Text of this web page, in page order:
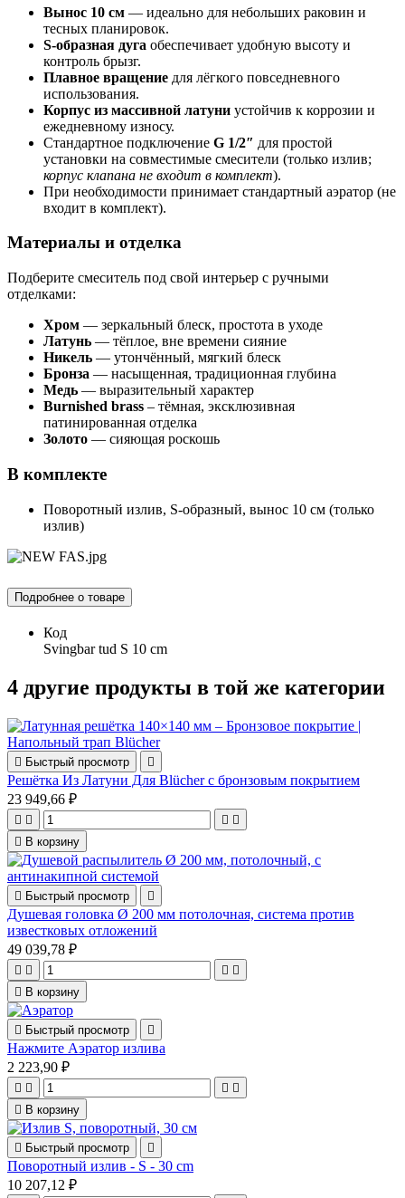
Вынос 10 см — идеально для небольших раковин и
тесных планировок.
S-образная дуга обеспечивает удобную высоту и
контроль брызг.
Плавное вращение для лёгкого повседневного
использования.
Корпус из массивной латуни устойчив к коррозии и
ежедневному износу.
Стандартное подключение G 1/2″ для простой
установки на совместимые смесители (только излив;
корпус клапана не входит в комплект).
При необходимости принимает стандартный аэратор (не
входит в комплект).
Материалы и отделка
Подберите смеситель под свой интерьер с ручными
отделками:
Хром — зеркальный блеск, простота в уходе
Латунь — тёплое, вне времени сияние
Никель — утончённый, мягкий блеск
Бронза — насыщенная, традиционная глубина
Медь — выразительный характер
Burnished brass – тёмная, эксклюзивная
патинированная отделка
Золото — сияющая роскошь
В комплекте
Поворотный излив, S-образный, вынос 10 см (только
излив)
Подробнее о товаре
Код
Svingbar tud S 10 cm
4 другие продукты в той же категории
 Быстрый просмотр 
Решётка Из Латуни Для Blücher с бронзовым покрытием
23 949,66 ₽
   
 В корзину
 Быстрый просмотр 
Душевая головка Ø 200 мм потолочная, система против
известковых отложений
49 039,78 ₽
   
 В корзину
 Быстрый просмотр 
Нажмите Аэратор излива
2 223,90 ₽
   
 В корзину
 Быстрый просмотр 
Поворотный излив - S - 30 cm
10 207,12 ₽